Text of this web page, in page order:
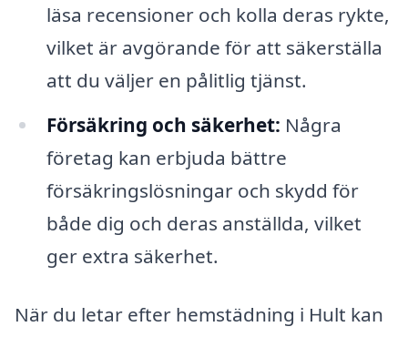
läsa recensioner och kolla deras rykte,
vilket är avgörande för att säkerställa
att du väljer en pålitlig tjänst.
Försäkring och säkerhet: Några
företag kan erbjuda bättre
försäkringslösningar och skydd för
både dig och deras anställda, vilket
ger extra säkerhet.
När du letar efter hemstädning i Hult kan